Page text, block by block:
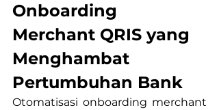
Onboarding
Merchant QRIS yang
Menghambat
Pertumbuhan Bank
Otomatisasi onboarding merchant